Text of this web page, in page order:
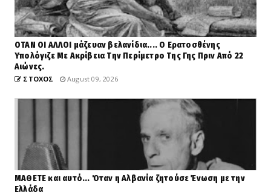
ΟΤΑΝ ΟΙ ΑΛΛΟΙ μάζευαν βελανίδια.... Ο Ερατοσθένης
Υπολόγιζε Με Ακρίβεια Την Περίμετρο Της Γης Πριν Από 22
Αιώνες.
ΣΤΟΧΟΣ August 09, 2026
ΜΑΘΕΤΕ και αυτό... Όταν η Αλβανία ζητούσε Ένωση με την
Ελλάδα